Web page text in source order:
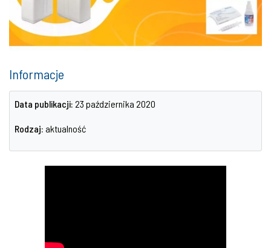
Informacje
Data publikacji: 23 października 2020
Rodzaj: aktualność